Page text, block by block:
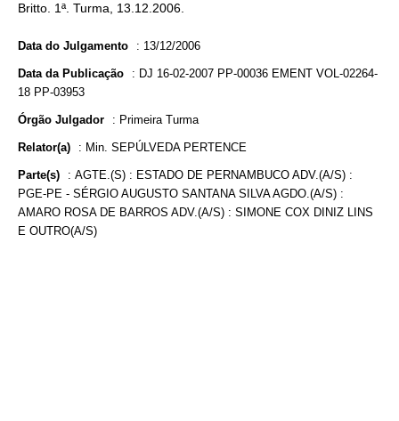
Britto. 1ª. Turma, 13.12.2006.
Data do Julgamento : 13/12/2006
Data da Publicação : DJ 16-02-2007 PP-00036 EMENT VOL-02264-
18 PP-03953
Órgão Julgador : Primeira Turma
Relator(a) : Min. SEPÚLVEDA PERTENCE
Parte(s) : AGTE.(S) : ESTADO DE PERNAMBUCO ADV.(A/S) :
PGE-PE - SÉRGIO AUGUSTO SANTANA SILVA AGDO.(A/S) :
AMARO ROSA DE BARROS ADV.(A/S) : SIMONE COX DINIZ LINS
E OUTRO(A/S)